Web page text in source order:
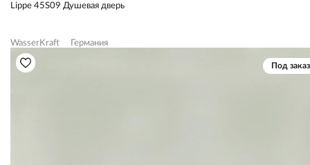
Lippe 45S09 Душевая дверь
WasserKraft Германия
Под заказ